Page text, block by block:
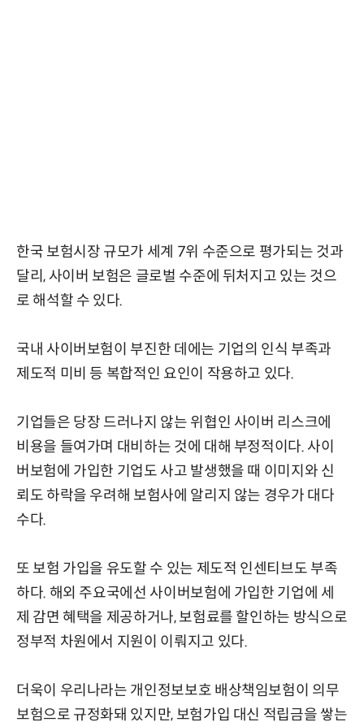
한국 보험시장 규모가 세계 7위 수준으로 평가되는 것과
달리, 사이버 보험은 글로벌 수준에 뒤처지고 있는 것으
로 해석할 수 있다.
국내 사이버보험이 부진한 데에는 기업의 인식 부족과
제도적 미비 등 복합적인 요인이 작용하고 있다.
기업들은 당장 드러나지 않는 위협인 사이버 리스크에
비용을 들여가며 대비하는 것에 대해 부정적이다. 사이
버보험에 가입한 기업도 사고 발생했을 때 이미지와 신
뢰도 하락을 우려해 보험사에 알리지 않는 경우가 대다
수다.
또 보험 가입을 유도할 수 있는 제도적 인센티브도 부족
하다. 해외 주요국에선 사이버보험에 가입한 기업에 세
제 감면 혜택을 제공하거나, 보험료를 할인하는 방식으로
정부적 차원에서 지원이 이뤄지고 있다.
더욱이 우리나라는 개인정보보호 배상책임보험이 의무
보험으로 규정화돼 있지만, 보험가입 대신 적립금을 쌓는